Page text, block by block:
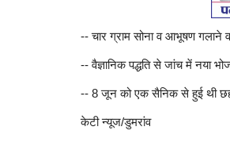
-- चार ग्राम सोना व आभूषण गलाने
-- वैज्ञानिक पद्धति से जांच में नया
-- 8 जून को एक सैनिक से हुई थी
केटी न्यूज/डुमरांव